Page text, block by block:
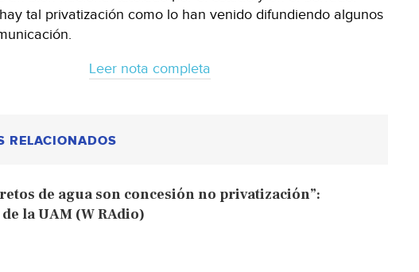
tal privatización como lo han venido difundiendo algunos
Leer nota completa
RELACIONADOS
de agua son concesión no privatización”:
la UAM (W RAdio)